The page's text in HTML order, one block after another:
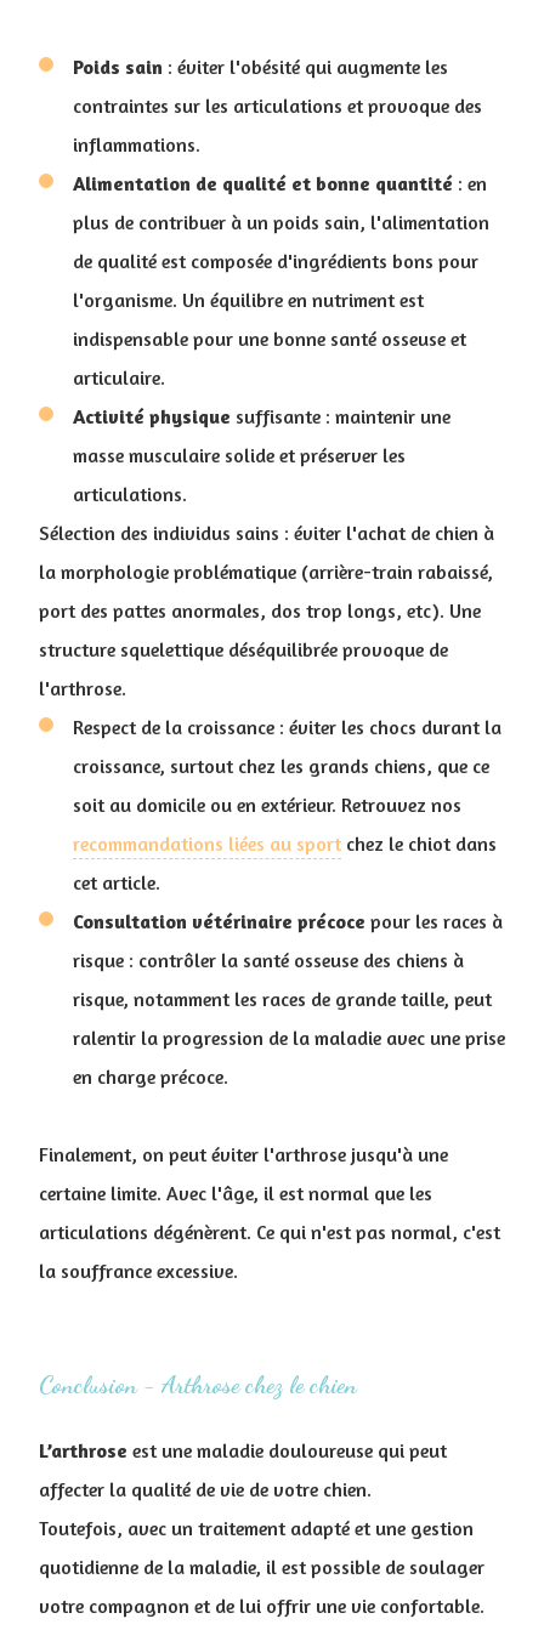
Poids sain : éviter l'obésité qui augmente les
contraintes sur les articulations et provoque des
inflammations.
Alimentation de qualité et bonne quantité : en
plus de contribuer à un poids sain, l'alimentation
de qualité est composée d'ingrédients bons pour
l'organisme. Un équilibre en nutriment est
indispensable pour une bonne santé osseuse et
articulaire.
Activité physique suffisante : maintenir une
masse musculaire solide et préserver les
articulations.
Sélection des individus sains : éviter l'achat de chien à
la morphologie problématique (arrière-train rabaissé,
port des pattes anormales, dos trop longs, etc). Une
structure squelettique déséquilibrée provoque de
l'arthrose.
Respect de la croissance : éviter les chocs durant la
croissance, surtout chez les grands chiens, que ce
soit au domicile ou en extérieur. Retrouvez nos
recommandations liées au sport chez le chiot dans
cet article.
Consultation vétérinaire précoce pour les races à
risque : contrôler la santé osseuse des chiens à
risque, notamment les races de grande taille, peut
ralentir la progression de la maladie avec une prise
en charge précoce.
Finalement, on peut éviter l'arthrose jusqu'à une
certaine limite. Avec l'âge, il est normal que les
articulations dégénèrent. Ce qui n'est pas normal, c'est
la souffrance excessive.
Conclusion - Arthrose chez le chien
L’arthrose est une maladie douloureuse qui peut
affecter la qualité de vie de votre chien.
Toutefois, avec un traitement adapté et une gestion
quotidienne de la maladie, il est possible de soulager
votre compagnon et de lui offrir une vie confortable.